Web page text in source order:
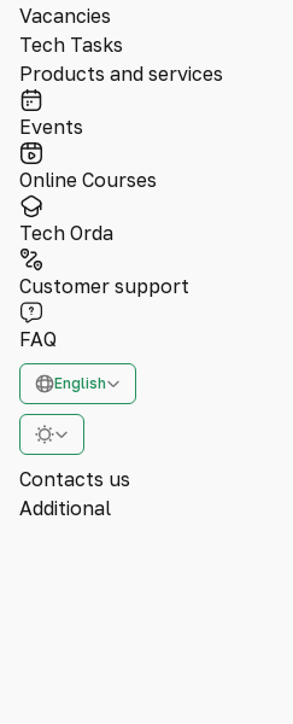
Vacancies
Tech Tasks
Products and services
Events
Online Courses
Tech Orda
Customer support
FAQ
English
Contacts us
Additional